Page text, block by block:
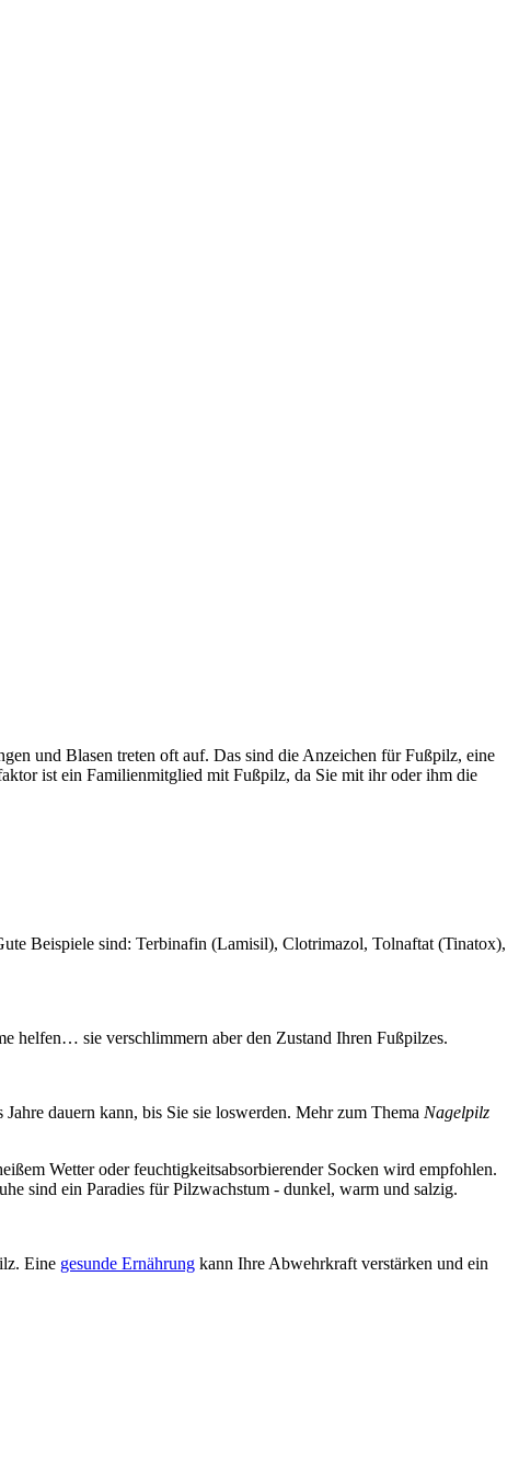
und Blasen treten oft auf. Das sind die Anzeichen für Fußpilz, eine
ist ein Familienmitglied mit Fußpilz, da Sie mit ihr oder ihm die
Beispiele sind: Terbinafin (Lamisil), Clotrimazol, Tolnaftat (Tinatox),
helfen… sie verschlimmern aber den Zustand Ihren Fußpilzes.
dauern kann, bis Sie sie loswerden. Mehr zum Thema Nagelpilz
Wetter oder feuchtigkeitsabsorbierender Socken wird empfohlen.
sind ein Paradies für Pilzwachstum - dunkel, warm und salzig.
Eine gesunde Ernährung kann Ihre Abwehrkraft verstärken und ein